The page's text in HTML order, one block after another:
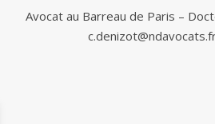
Avocat au Barreau de Paris –